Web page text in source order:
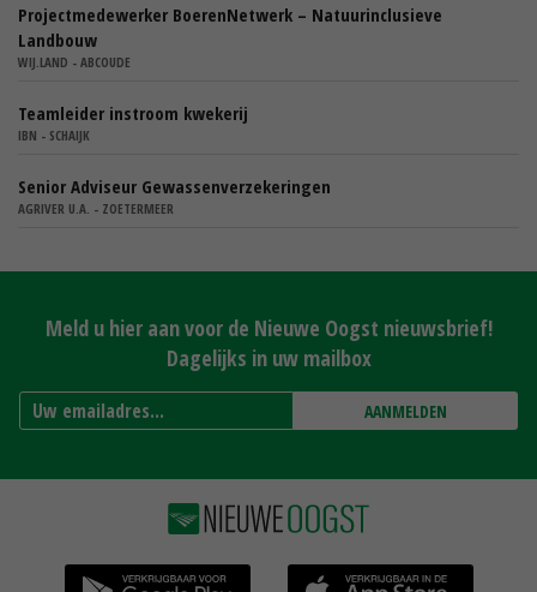
Projectmedewerker BoerenNetwerk – Natuurinclusieve
Landbouw
WIJ.LAND - ABCOUDE
Teamleider instroom kwekerij
IBN - SCHAIJK
Senior Adviseur Gewassenverzekeringen
AGRIVER U.A. - ZOETERMEER
Meld u hier aan voor de Nieuwe Oogst nieuwsbrief!
Dagelijks in uw mailbox
AANMELDEN